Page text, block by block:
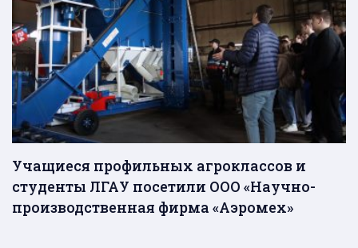
Учащиеся профильных агроклассов и
студенты ЛГАУ посетили ООО «Научно-
производственная фирма «Аэромех»